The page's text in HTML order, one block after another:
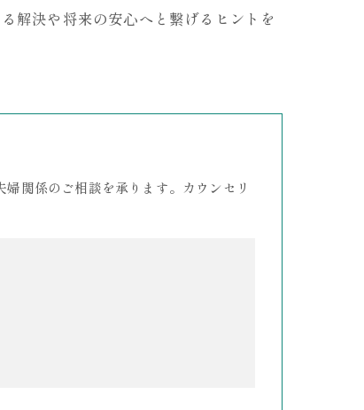
解決や将来の安心へと繋げるヒントを
関係のご相談を承ります。カウンセリ